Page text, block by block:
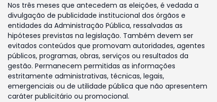
Nos três meses que antecedem as eleições, é vedada a
divulgação de publicidade institucional dos órgãos e
entidades da Administração Pública, ressalvadas as
hipóteses previstas na legislação. Também devem ser
evitados conteúdos que promovam autoridades, agentes
públicos, programas, obras, serviços ou resultados da
gestão. Permanecem permitidas as informações
estritamente administrativas, técnicas, legais,
emergenciais ou de utilidade pública que não apresentem
caráter publicitário ou promocional.